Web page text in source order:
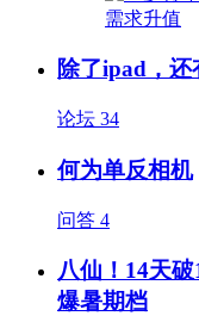
除了ipad，
论坛 34
何为单反相机
问答 4
八仙！14天
爆暑期档